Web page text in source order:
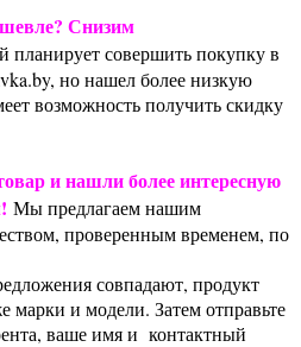
Снизим
планирует совершить покупку в
но нашел более низкую
возможность получить скидку
и нашли более интересную
Мы предлагаем нашим
проверенным временем, по
совпадают, продукт
марки и модели. Затем отправьте
ваше имя и контактный